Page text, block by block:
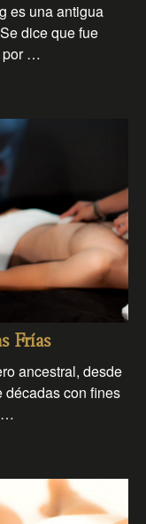
es una antigua
dice que fue
por …
Frías
ancestral, desde
décadas con fines
…